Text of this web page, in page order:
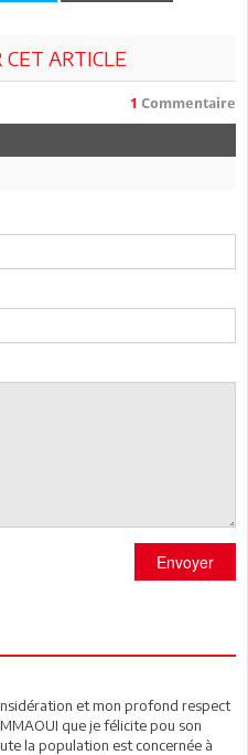
ARTICLE
1 Commentaire
Envoyer
et mon profond respect
que je félicite pou son
la population est concernée à